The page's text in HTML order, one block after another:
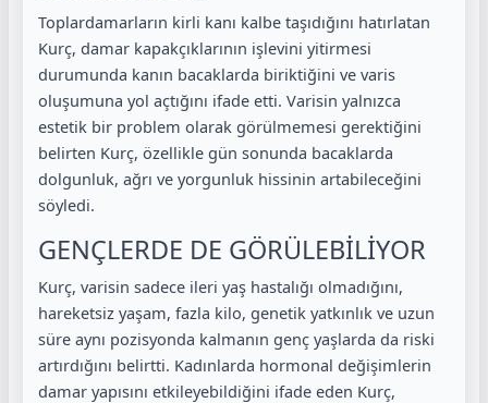
Toplardamarların kirli kanı kalbe taşıdığını hatırlatan
Kurç, damar kapakçıklarının işlevini yitirmesi
durumunda kanın bacaklarda biriktiğini ve varis
oluşumuna yol açtığını ifade etti. Varisin yalnızca
estetik bir problem olarak görülmemesi gerektiğini
belirten Kurç, özellikle gün sonunda bacaklarda
dolgunluk, ağrı ve yorgunluk hissinin artabileceğini
söyledi.
GENÇLERDE DE GÖRÜLEBİLİYOR
Kurç, varisin sadece ileri yaş hastalığı olmadığını,
hareketsiz yaşam, fazla kilo, genetik yatkınlık ve uzun
süre aynı pozisyonda kalmanın genç yaşlarda da riski
artırdığını belirtti. Kadınlarda hormonal değişimlerin
damar yapısını etkileyebildiğini ifade eden Kurç,